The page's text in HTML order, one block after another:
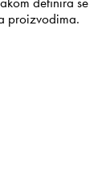
proizvodima.